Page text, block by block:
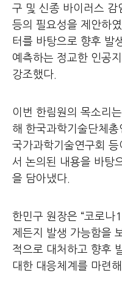
구 및 신종 바이러스 감
등의 필요성을 제안하
터를 바탕으로 향후 발
예측하는 정교한 인공
강조했다.
이번 한림원의 목소리
해 한국과학기술단체총
국가과학기술연구회 등
서 논의된 내용을 바탕
을 담아냈다.
한민구 원장은 “코로나
제든지 발생 가능함을
적으로 대처하고 향후
대한 대응체계를 마련